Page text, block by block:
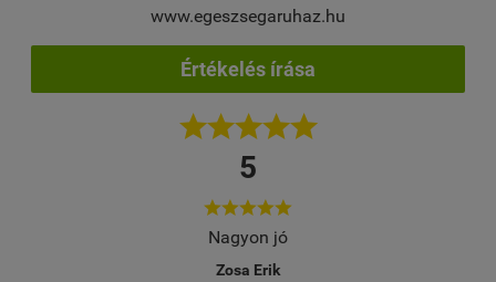
www.egeszsegaruhaz.hu
Értékelés írása

5